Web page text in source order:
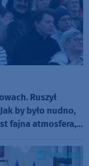
Ruszył
by było nudno,
fajna atmosfera,